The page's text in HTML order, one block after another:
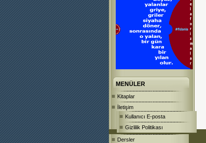
MENÜLER
Kitaplar
İletişim
Kullanıcı E-posta
Gizlilik Politikası
Dersler